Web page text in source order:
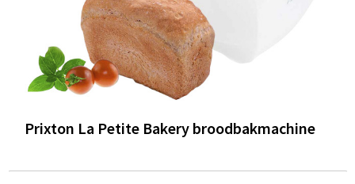
Prixton La Petite Bakery broodbakmachine